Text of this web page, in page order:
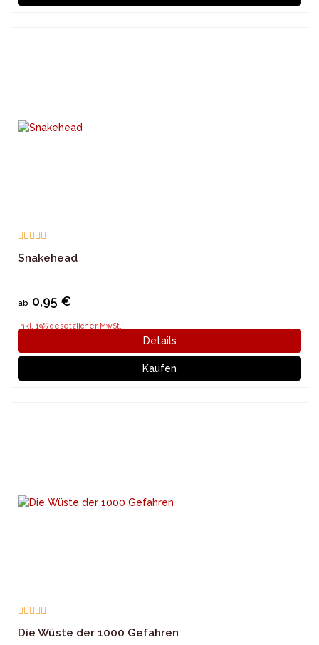
Snakehead
ab 0,95 €
inkl. 19% gesetzlicher MwSt.
Details
Kaufen
Die Wüste der 1000 Gefahren